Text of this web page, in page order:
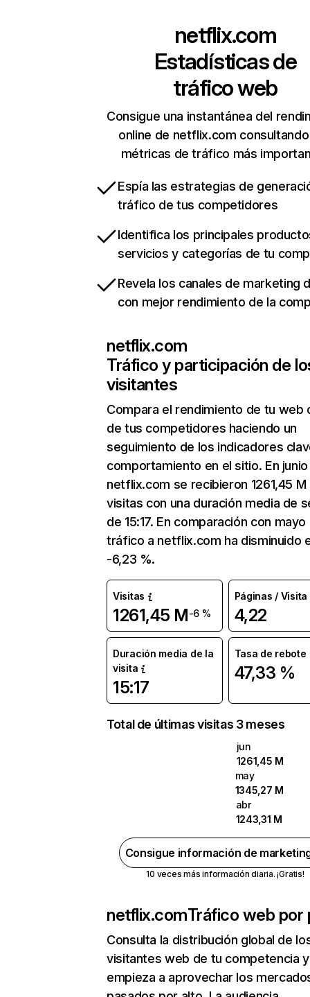
netflix.com
Estadísticas de
tráfico web
Consigue una instantánea del
online de netflix.com
métricas de tráfico más
Espía las estrategias de
tráfico de tus competidores
Identifica los principales
servicios y categorías de tu
Revela los canales de marketing
con mejor rendimiento de la
netflix.com
Tráfico y participación de
visitantes
Compara el rendimiento de tu web
de tus competidores haciendo un
seguimiento de los indicadores
comportamiento en el sitio. En junio
netflix.com se recibieron 1261,45 M
visitas con una duración media de
de 15:17. En comparación con mayo
tráfico a netflix.com ha disminuido
-6,23 %.
Visitas
1261,45 M-6 %
Páginas / Visita
4,22
Duración media de la
visita
15:17
Tasa de rebote
47,33 %
Total de últimas visitas 3 meses
jun
1261,45 M
may
1345,27 M
abr
1243,31 M
Consigue información de
10 veces más información diaria. ¡Gratis!
netflix.comTráfico web por
Consulta la distribución global de
visitantes web de tu competencia y
empieza a aprovechar los